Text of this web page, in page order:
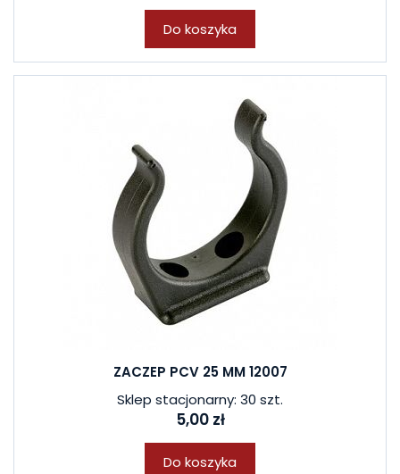
Do koszyka
ZACZEP PCV 25 MM 12007
Sklep stacjonarny: 30 szt.
5,00 zł
Do koszyka